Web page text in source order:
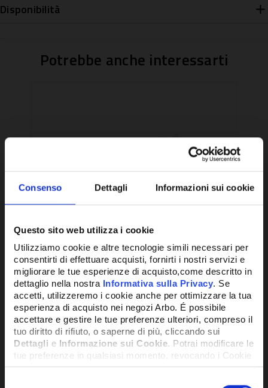
Consenso Dettagli Informazioni sui cookie
Questo sito web utilizza i cookie
Utilizziamo cookie e altre tecnologie simili necessari per
consentirti di effettuare acquisti, fornirti i nostri servizi e
migliorare le tue esperienze di acquisto,come descritto in
dettaglio nella nostra Informativa sulla Privacy. Se
accetti, utilizzeremo i cookie anche per ottimizzare la tua
esperienza di acquisto nei negozi Arbo. É possibile
accettare e gestire le tue preferenze ulteriori, compreso il
tuo diritto di rifiuto, o saperne di più, cliccando sui
Dettagli e Informazione sui Cookie. Potrai modificare le
tue preferenze in qualsiasi momento, revocando i Cookie
precedentemente autorizzati, direttamente dalle
Disponibilità
Potrebbe anche interessarti
RACCORDO PER BACINELLA SCARICO
CONDENSA - SAP23079
13,35€+ IVA